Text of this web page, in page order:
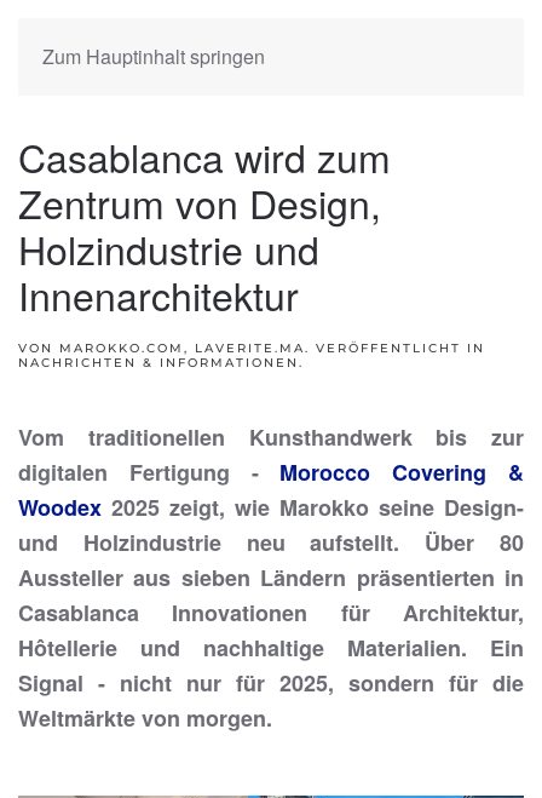
Zum Hauptinhalt springen
Casablanca wird zum
Zentrum von Design,
Holzindustrie und
Innenarchitektur
VON MAROKKO.COM, LAVERITE.MA. VERÖFFENTLICHT IN
NACHRICHTEN & INFORMATIONEN .
Vom traditionellen Kunsthandwerk bis zur
digitalen Fertigung - Morocco Covering &
Woodex 2025 zeigt, wie Marokko seine Design-
und Holzindustrie neu aufstellt. Über 80
Aussteller aus sieben Ländern präsentierten in
Casablanca Innovationen für Architektur,
Hôtellerie und nachhaltige Materialien. Ein
Signal - nicht nur für 2025, sondern für die
Weltmärkte von morgen.